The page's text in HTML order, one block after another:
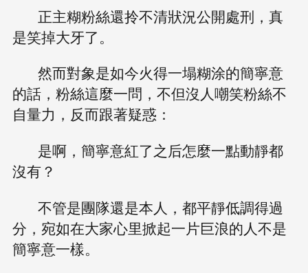
正主糊粉絲還拎不清狀況公開處刑，真
是笑掉大牙了。
然而對象是如今火得一塌糊涂的簡寧意
的話，粉絲這麼一問，不但沒人嘲笑粉絲不
自量力，反而跟著疑惑：
是啊，簡寧意紅了之后怎麼一點動靜都
沒有？
不管是團隊還是本人，都平靜低調得過
分，宛如在大家心里掀起一片巨浪的人不是
簡寧意一樣。